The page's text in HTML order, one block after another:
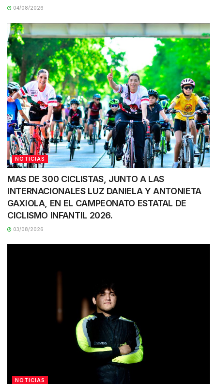
04/08/2026
NOTICIAS
MAS DE 300 CICLISTAS, JUNTO A LAS
INTERNACIONALES LUZ DANIELA Y ANTONIETA
GAXIOLA, EN EL CAMPEONATO ESTATAL DE
CICLISMO INFANTIL 2026.
03/08/2026
NOTICIAS